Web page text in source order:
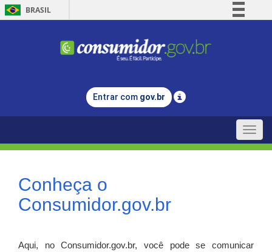
BRASIL
Comunica BR
Legislação
Entrar com gov.br
Toggle
Conheça o
Consumidor.gov.br
Aqui, no Consumidor.gov.br, você pode se comunicar